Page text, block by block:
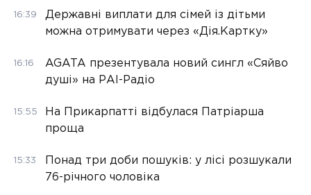
16:39
Державні виплати для сімей із дітьми
можна отримувати через «Дія.Картку»
16:16
AGATA презентувала новий сингл «Сяйво
душі» на РАІ-Радіо
15:55
На Прикарпатті відбулася Патріарша
проща
15:33
Понад три доби пошуків: у лісі розшукали
76-річного чоловіка